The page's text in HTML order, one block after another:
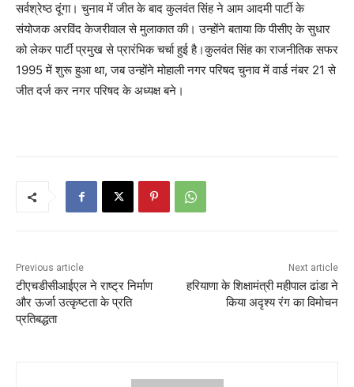
सर्वश्रेष्ठ दूंगा। चुनाव में जीत के बाद कुलवंत सिंह ने आम आदमी पार्टी के
संयोजक अरविंद केजरीवाल से मुलाकात की। उन्होंने बताया कि पीसीए के सुधार
को लेकर पार्टी प्रमुख से प्रारंभिक चर्चा हुई है।कुलवंत सिंह का राजनीतिक सफर
1995 में शुरू हुआ था, जब उन्होंने मोहाली नगर परिषद चुनाव में वार्ड नंबर 21 से
जीत दर्ज कर नगर परिषद के अध्यक्ष बने।
Previous article
टीएचडीसीआईएल ने राष्ट्र निर्माण
और ऊर्जा उत्कृष्टता के प्रति
प्रतिबद्धता
Next article
हरियाणा के शिक्षामंत्री महीपाल ढांडा ने
किया अदृश्य रंग का विमोचन